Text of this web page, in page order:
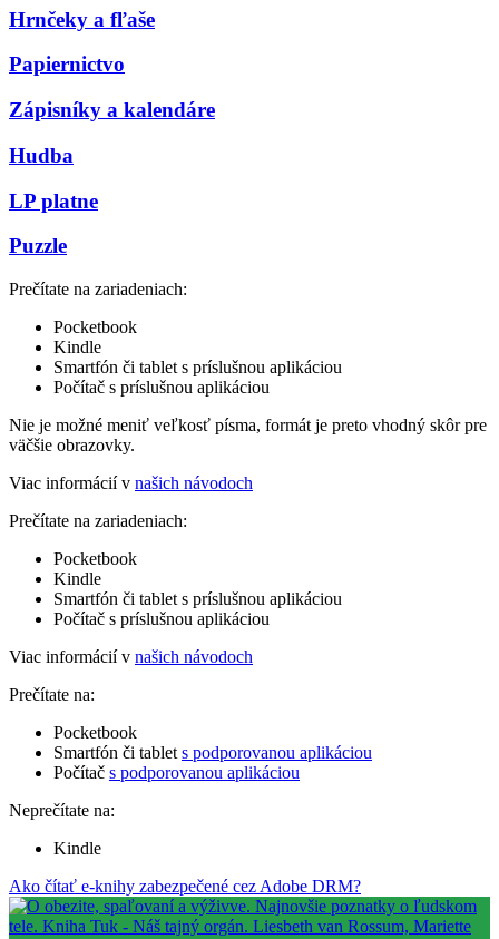
Hrnčeky a fľaše
Papiernictvo
Zápisníky a kalendáre
Hudba
LP platne
Puzzle
Prečítate na zariadeniach:
Pocketbook
Kindle
Smartfón či tablet s príslušnou aplikáciou
Počítač s príslušnou aplikáciou
Nie je možné meniť veľkosť písma, formát je preto vhodný skôr pre
väčšie obrazovky.
Viac informácií v našich návodoch
Prečítate na zariadeniach:
Pocketbook
Kindle
Smartfón či tablet s príslušnou aplikáciou
Počítač s príslušnou aplikáciou
Viac informácií v našich návodoch
Prečítate na:
Pocketbook
Smartfón či tablet s podporovanou aplikáciou
Počítač s podporovanou aplikáciou
Neprečítate na:
Kindle
Ako čítať e-knihy zabezpečené cez Adobe DRM?